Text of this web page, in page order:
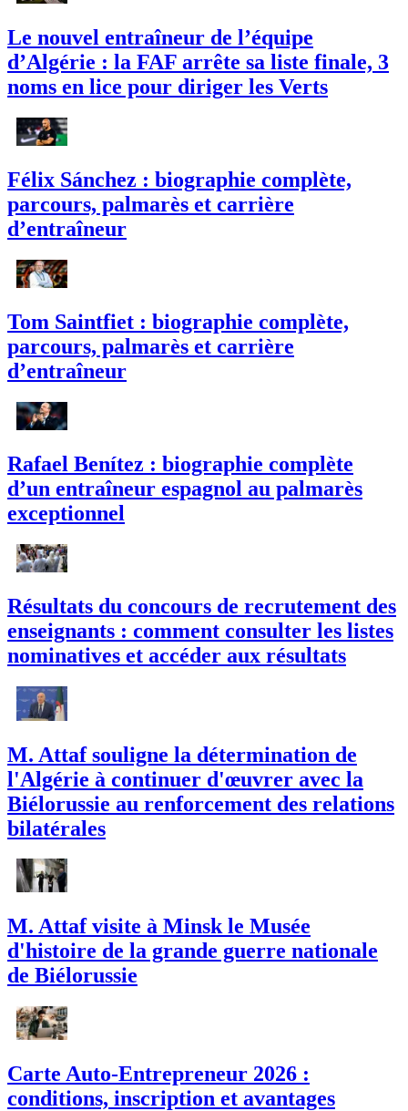
Le nouvel entraîneur de l’équipe
d’Algérie : la FAF arrête sa liste finale, 3
noms en lice pour diriger les Verts
Félix Sánchez : biographie complète,
parcours, palmarès et carrière
d’entraîneur
Tom Saintfiet : biographie complète,
parcours, palmarès et carrière
d’entraîneur
Rafael Benítez : biographie complète
d’un entraîneur espagnol au palmarès
exceptionnel
Résultats du concours de recrutement des
enseignants : comment consulter les listes
nominatives et accéder aux résultats
M. Attaf souligne la détermination de
l'Algérie à continuer d'œuvrer avec la
Biélorussie au renforcement des relations
bilatérales
M. Attaf visite à Minsk le Musée
d'histoire de la grande guerre nationale
de Biélorussie
Carte Auto-Entrepreneur 2026 :
conditions, inscription et avantages